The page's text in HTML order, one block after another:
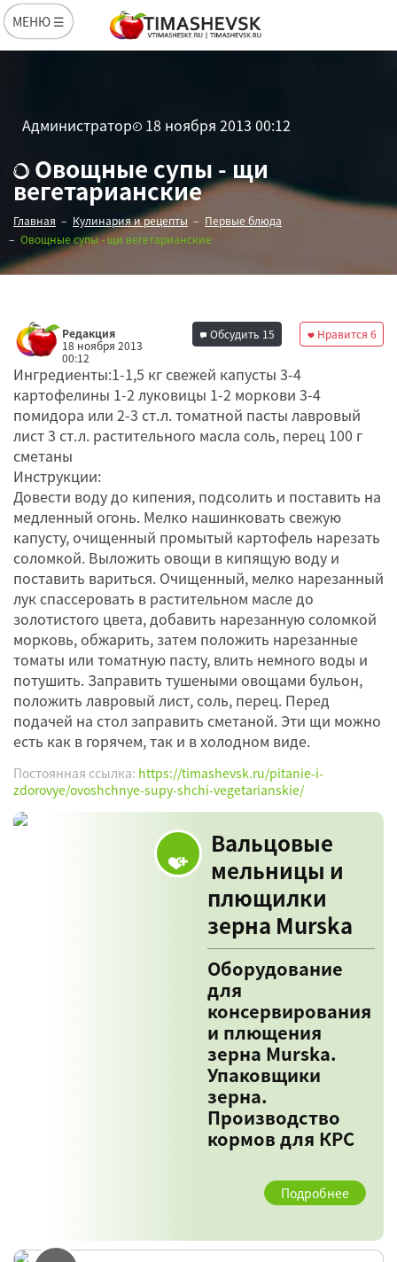
МЕНЮ ☰
Администратор 18 ноября 2013 00:12
Овощные супы - щи
вегетарианские
Главная Кулинария и рецепты
Первые блюда
Овощные супы - щи вегетарианские
Редакция
18 ноября 2013
00:12
Нравится 6
Обсудить 15
Ингредиенты:1-1,5 кг свежей капусты 3-4
картофелины 1-2 луковицы 1-2 моркови 3-4
помидора или 2-3 ст.л. томатной пасты лавровый
лист 3 ст.л. растительного масла соль, перец 100 г
сметаны
Инструкции:
Довести воду до кипения, подсолить и поставить на
медленный огонь. Мелко нашинковать свежую
капусту, очищенный промытый картофель нарезать
соломкой. Выложить овощи в кипящую воду и
поставить вариться. Очищенный, мелко нарезанный
лук спассеровать в растительном масле до
золотистого цвета, добавить нарезанную соломкой
морковь, обжарить, затем положить нарезанные
томаты или томатную пасту, влить немного воды и
потушить. Заправить тушеными овощами бульон,
положить лавровый лист, соль, перец. Перед
подачей на стол заправить сметаной. Эти щи можно
есть как в горячем, так и в холодном виде.
Постоянная ссылка: https://timashevsk.ru/pitanie-i-
zdorovye/ovoshchnye-supy-shchi-vegetarianskie/
Вальцовые
мельницы и
плющилки
зерна Murska
Оборудование
для
консервирования
и плющения
зерна Murska.
Упаковщики
зерна.
Производство
кормов для КРС
Подробнее